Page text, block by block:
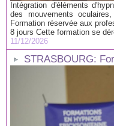
Intégration d'éléments
des mouvements
Formation réservée aux
8 jours Cette formation se
11/12/2026
STRASBOURG: